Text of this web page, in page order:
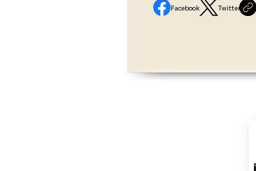
Facebook Twitter